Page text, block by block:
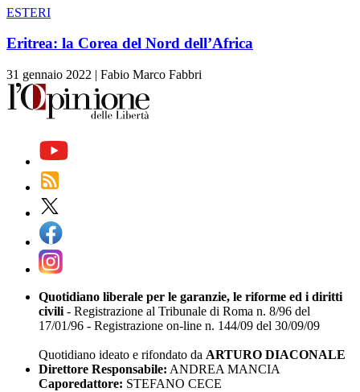
ESTERI
Eritrea: la Corea del Nord dell’Africa
31 gennaio 2022 | Fabio Marco Fabbri
Quotidiano liberale per le garanzie, le riforme ed i diritti
civili - Registrazione al Tribunale di Roma n. 8/96 del
17/01/96 - Registrazione on-line n. 144/09 del 30/09/09
Quotidiano ideato e rifondato da ARTURO DIACONALE
Direttore Responsabile: ANDREA MANCIA
Caporedattore: STEFANO CECE